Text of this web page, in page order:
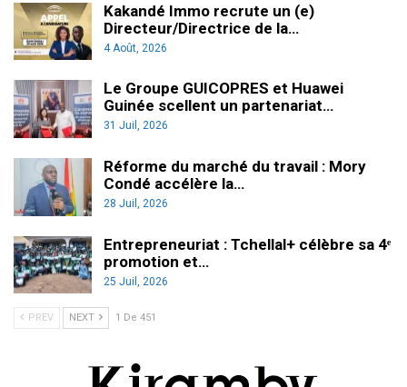
Kakandé Immo recrute un (e)
Directeur/Directrice de la…
4 Août, 2026
Le Groupe GUICOPRES et Huawei
Guinée scellent un partenariat…
31 Juil, 2026
Réforme du marché du travail : Mory
Condé accélère la…
28 Juil, 2026
Entrepreneuriat : Tchellal+ célèbre sa 4ᵉ
promotion et…
25 Juil, 2026
PREV NEXT 1 De 451